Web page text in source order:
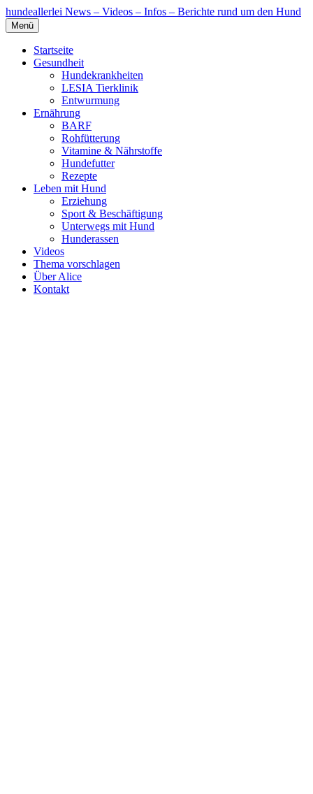
hundeallerlei News – Videos – Infos – Berichte rund um den Hund
Menü
Startseite
Gesundheit
Hundekrankheiten
LESIA Tierklinik
Entwurmung
Ernährung
BARF
Rohfütterung
Vitamine & Nährstoffe
Hundefutter
Rezepte
Leben mit Hund
Erziehung
Sport & Beschäftigung
Unterwegs mit Hund
Hunderassen
Videos
Thema vorschlagen
Über Alice
Kontakt